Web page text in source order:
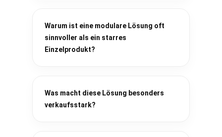
Warum ist eine modulare Lösung oft
sinnvoller als ein starres
Einzelprodukt?
Was macht diese Lösung besonders
verkaufsstark?